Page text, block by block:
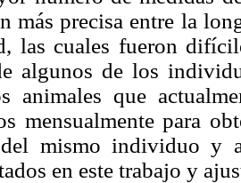
más precisa entre la
las cuales fueron
algunos de los
animales que
mensualmente para
del mismo individuo y
en este trabajo y